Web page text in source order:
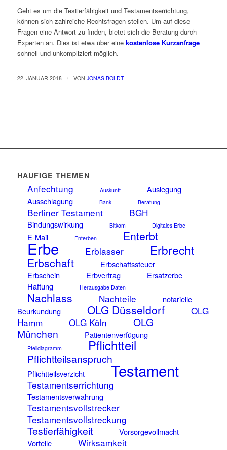
Geht es um die Testierfähigkeit und Testamentserrichtung,
können sich zahlreiche Rechtsfragen stellen. Um auf diese
Fragen eine Antwort zu finden, bietet sich die Beratung durch
Experten an. Dies ist etwa über eine kostenlose Kurzanfrage
schnell und unkompliziert möglich.
22. JANUAR 2018 / VON JONAS BOLDT
HÄUFIGE THEMEN
Anfechtung Auskunft
Auslegung
Ausschlagung
Bank Beratung
Berliner Testament BGH
Bindungswirkung Bitkom Digitales Erbe
E-Mail Enterben Enterbt
Erbe Erblasser Erbrecht
Erbschaft
Erbschaftssteuer
Erbschein
Erbvertrag
Ersatzerbe
Haftung
Herausgabe Daten
Nachlass Nachteile
notarielle
Beurkundung
OLG Düsseldorf
OLG
Hamm
OLG Köln
OLG
München
Patientenverfügung
Pfeildiagramm Pflichtteil
Pflichtteilsanspruch
Pflichtteilsverzicht Testament
Testamentserrichtung
Testamentsverwahrung
Testamentsvollstrecker
Testamentsvollstreckung
Testierfähigkeit
Vorsorgevollmacht
Vorteile
Wirksamkeit